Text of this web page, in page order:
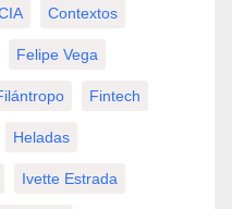
Contextos
Felipe Vega
Fintech
Heladas
Ivette Estrada